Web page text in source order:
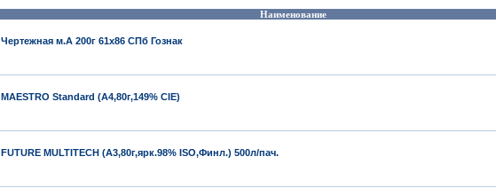
Наименование
Чертежная м.А 200г 61х86 СПб Гознак
MAESTRO Standard (А4,80г,149% CIE)
FUTURE MULTITECH (А3,80г,ярк.98% ISO,Финл.) 500л/пач.